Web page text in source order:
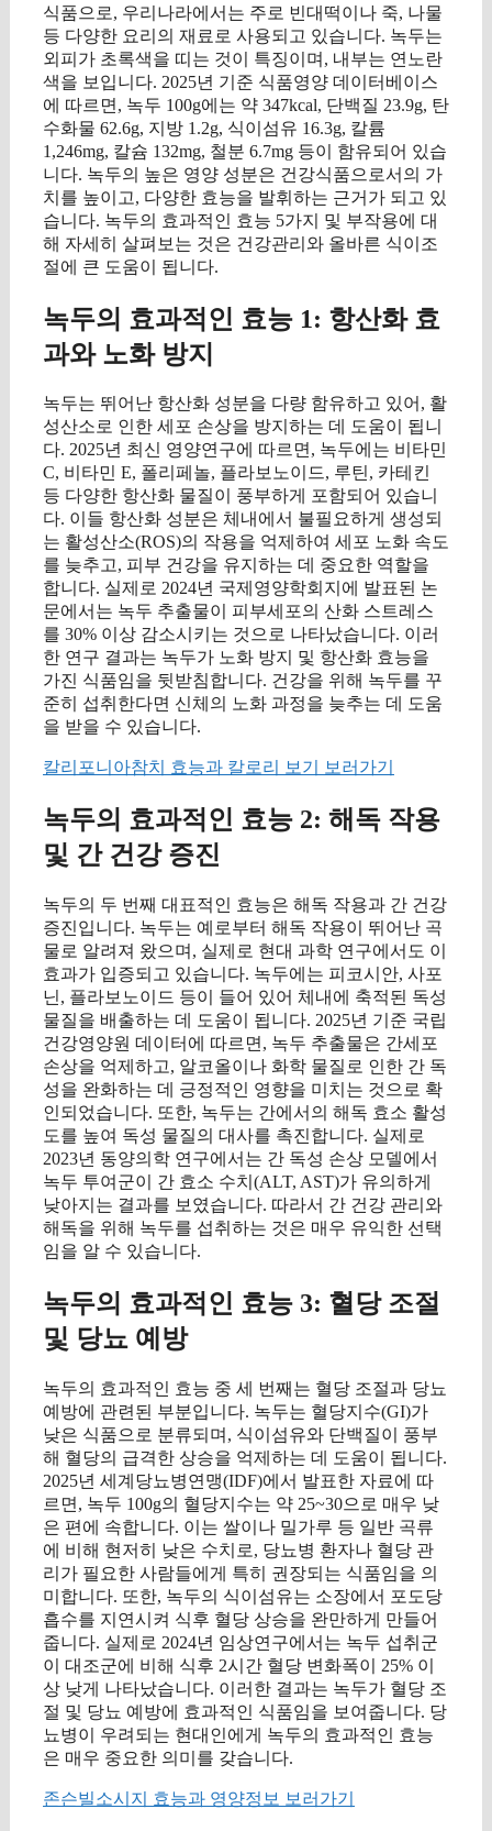
식품으로, 우리나라에서는 주로 빈대떡이나 죽, 나물
등 다양한 요리의 재료로 사용되고 있습니다. 녹두는
외피가 초록색을 띠는 것이 특징이며, 내부는 연노란
색을 보입니다. 2025년 기준 식품영양 데이터베이스
에 따르면, 녹두 100g에는 약 347kcal, 단백질 23.9g, 탄
수화물 62.6g, 지방 1.2g, 식이섬유 16.3g, 칼륨
1,246mg, 칼슘 132mg, 철분 6.7mg 등이 함유되어 있습
니다. 녹두의 높은 영양 성분은 건강식품으로서의 가
치를 높이고, 다양한 효능을 발휘하는 근거가 되고 있
습니다. 녹두의 효과적인 효능 5가지 및 부작용에 대
해 자세히 살펴보는 것은 건강관리와 올바른 식이조
절에 큰 도움이 됩니다.
녹두의 효과적인 효능 1: 항산화 효
과와 노화 방지
녹두는 뛰어난 항산화 성분을 다량 함유하고 있어, 활
성산소로 인한 세포 손상을 방지하는 데 도움이 됩니
다. 2025년 최신 영양연구에 따르면, 녹두에는 비타민
C, 비타민 E, 폴리페놀, 플라보노이드, 루틴, 카테킨
등 다양한 항산화 물질이 풍부하게 포함되어 있습니
다. 이들 항산화 성분은 체내에서 불필요하게 생성되
는 활성산소(ROS)의 작용을 억제하여 세포 노화 속도
를 늦추고, 피부 건강을 유지하는 데 중요한 역할을
합니다. 실제로 2024년 국제영양학회지에 발표된 논
문에서는 녹두 추출물이 피부세포의 산화 스트레스
를 30% 이상 감소시키는 것으로 나타났습니다. 이러
한 연구 결과는 녹두가 노화 방지 및 항산화 효능을
가진 식품임을 뒷받침합니다. 건강을 위해 녹두를 꾸
준히 섭취한다면 신체의 노화 과정을 늦추는 데 도움
을 받을 수 있습니다.
칼리포니아참치 효능과 칼로리 보기 보러가기
녹두의 효과적인 효능 2: 해독 작용
및 간 건강 증진
녹두의 두 번째 대표적인 효능은 해독 작용과 간 건강
증진입니다. 녹두는 예로부터 해독 작용이 뛰어난 곡
물로 알려져 왔으며, 실제로 현대 과학 연구에서도 이
효과가 입증되고 있습니다. 녹두에는 피코시안, 사포
닌, 플라보노이드 등이 들어 있어 체내에 축적된 독성
물질을 배출하는 데 도움이 됩니다. 2025년 기준 국립
건강영양원 데이터에 따르면, 녹두 추출물은 간세포
손상을 억제하고, 알코올이나 화학 물질로 인한 간 독
성을 완화하는 데 긍정적인 영향을 미치는 것으로 확
인되었습니다. 또한, 녹두는 간에서의 해독 효소 활성
도를 높여 독성 물질의 대사를 촉진합니다. 실제로
2023년 동양의학 연구에서는 간 독성 손상 모델에서
녹두 투여군이 간 효소 수치(ALT, AST)가 유의하게
낮아지는 결과를 보였습니다. 따라서 간 건강 관리와
해독을 위해 녹두를 섭취하는 것은 매우 유익한 선택
임을 알 수 있습니다.
녹두의 효과적인 효능 3: 혈당 조절
및 당뇨 예방
녹두의 효과적인 효능 중 세 번째는 혈당 조절과 당뇨
예방에 관련된 부분입니다. 녹두는 혈당지수(GI)가
낮은 식품으로 분류되며, 식이섬유와 단백질이 풍부
해 혈당의 급격한 상승을 억제하는 데 도움이 됩니다.
2025년 세계당뇨병연맹(IDF)에서 발표한 자료에 따
르면, 녹두 100g의 혈당지수는 약 25~30으로 매우 낮
은 편에 속합니다. 이는 쌀이나 밀가루 등 일반 곡류
에 비해 현저히 낮은 수치로, 당뇨병 환자나 혈당 관
리가 필요한 사람들에게 특히 권장되는 식품임을 의
미합니다. 또한, 녹두의 식이섬유는 소장에서 포도당
흡수를 지연시켜 식후 혈당 상승을 완만하게 만들어
줍니다. 실제로 2024년 임상연구에서는 녹두 섭취군
이 대조군에 비해 식후 2시간 혈당 변화폭이 25% 이
상 낮게 나타났습니다. 이러한 결과는 녹두가 혈당 조
절 및 당뇨 예방에 효과적인 식품임을 보여줍니다. 당
뇨병이 우려되는 현대인에게 녹두의 효과적인 효능
은 매우 중요한 의미를 갖습니다.
존슨빌소시지 효능과 영양정보 보러가기